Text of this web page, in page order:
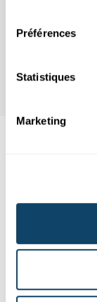
Préférences
Statistiques
Marketing